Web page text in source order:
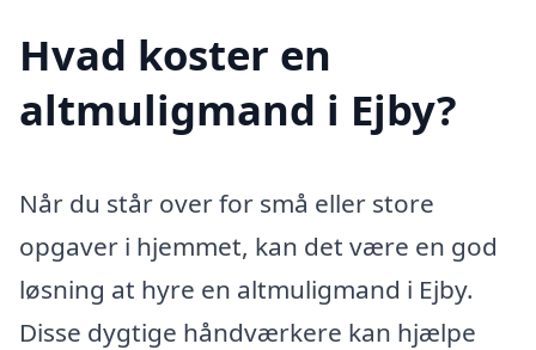
Hvad koster en
altmuligmand i Ejby?
Når du står over for små eller store
opgaver i hjemmet, kan det være en god
løsning at hyre en altmuligmand i Ejby.
Disse dygtige håndværkere kan hjælpe